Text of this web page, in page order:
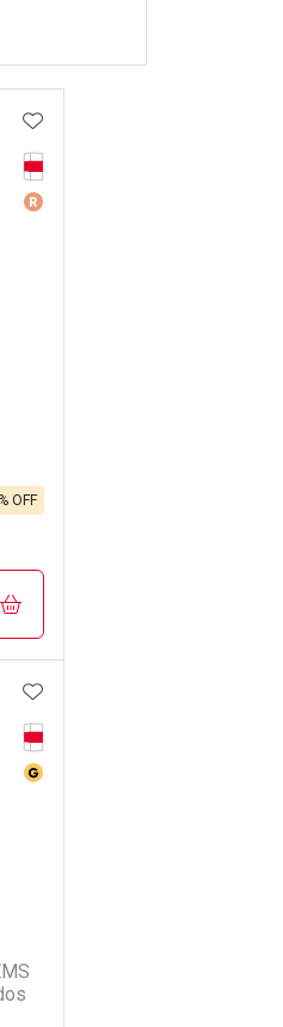
Tarja Vermelha
Medicamento De Referência
OFF
ADICIONAR AOS
FECHAR
FECHAR
Tarja Vermelha
Medicamento Genérico
ADICIONAR AOS